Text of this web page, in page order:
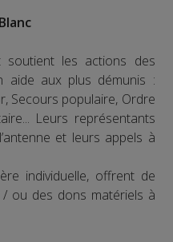
les actions des
aide aux plus démunis :
Secours populaire, Ordre
Leurs représentants
et leurs appels à
individuelle, offrent de
ou des dons matériels à